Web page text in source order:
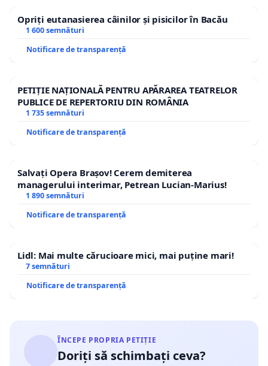
Opriți eutanasierea câinilor și pisicilor în Bacău
1 600 semnături
Notificare de transparență
PETIȚIE NAȚIONALĂ PENTRU APĂRAREA TEATRELOR
PUBLICE DE REPERTORIU DIN ROMÂNIA
1 735 semnături
Notificare de transparență
Salvați Opera Brașov! Cerem demiterea
managerului interimar, Petrean Lucian-Marius!
1 890 semnături
Notificare de transparență
Lidl: Mai multe cărucioare mici, mai puține mari!
7 semnături
Notificare de transparență
ÎNCEPE PROPRIA PETIȚIE
Doriți să schimbați ceva?